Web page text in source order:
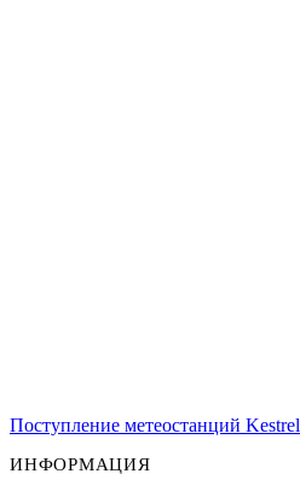
Поступление метеостанций Kestrel
ИНФОРМАЦИЯ